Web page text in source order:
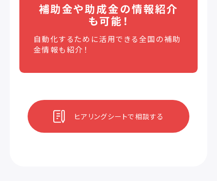
補助金や助成金の情報紹介
も可能！
自動化するために活用できる全国の補助
金情報も紹介！
ヒアリングシートで相談する